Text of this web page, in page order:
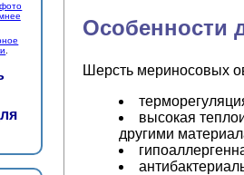
Особенности
Шерсть мериносовых
высокая
другими
.